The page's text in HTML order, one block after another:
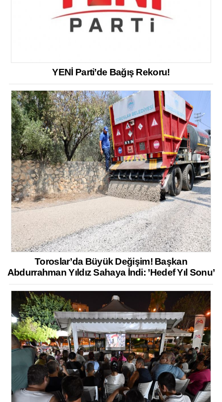
YENİ Parti’de Bağış Rekoru!
Toroslar’da Büyük Değişim! Başkan
Abdurrahman Yıldız Sahaya İndi: ’Hedef Yıl Sonu’